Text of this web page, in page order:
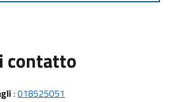
contatto
:018525051